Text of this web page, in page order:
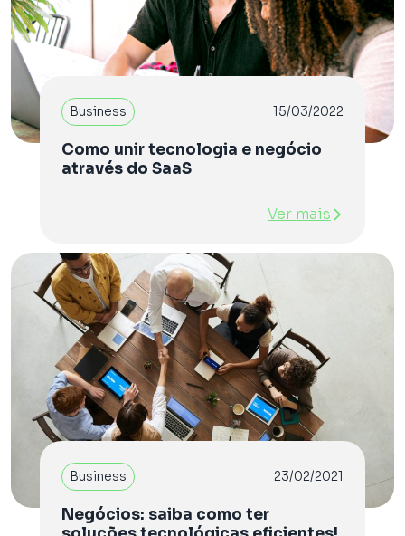
Business 15/03/2022
Como unir tecnologia e negócio
através do SaaS
Ver mais
Business 23/02/2021
Negócios: saiba como ter